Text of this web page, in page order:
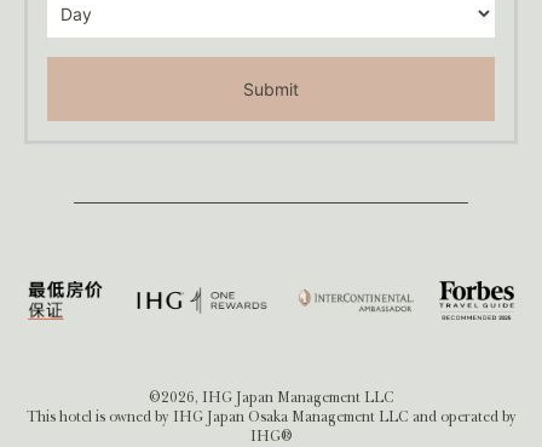
Submit
©2026, IHG Japan Management LLC
This hotel is owned by IHG Japan Osaka Management LLC and operated by
IHG®